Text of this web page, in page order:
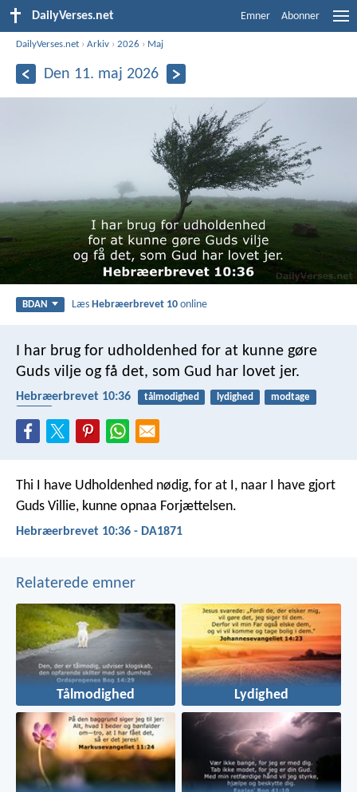
DailyVerses.net Emner Abonner
DailyVerses.net ›Arkiv ›2026 › Maj
Den 11. maj 2026
BDAN LæsHebræerbrevet 10 online
I har brug for udholdenhed for at kunne gøre
Guds vilje og få det, som Gud har lovet jer.
Hebræerbrevet 10:36 tålmodighed lydighed
modtage
Thi I have Udholdenhed nødig, for at I, naar I have gjort
Guds Villie, kunne opnaa Forjættelsen.
Hebræerbrevet 10:36 - DA1871
Relaterede emner
Tålmodighed Lydighed